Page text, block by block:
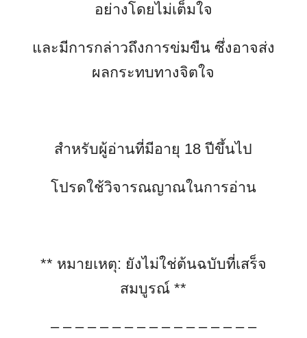
อย่างโดยไม่เต็มใจ
และมีการกล่าวถึงการข่มขืน ซึ่งอาจส่ง
ผลกระทบทางจิตใจ
สำหรับผู้อ่านที่มีอายุ 18 ปีขึ้นไป
โปรดใช้วิจารณญาณในการอ่าน
** หมายเหตุ: ยังไม่ใช่ต้นฉบับที่เสร็จ
สมบูรณ์ **
– – – – – – – – – – – – – – – – –